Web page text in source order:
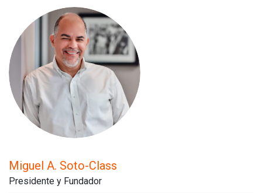
Miguel A. Soto-Class
Presidente y Fundador